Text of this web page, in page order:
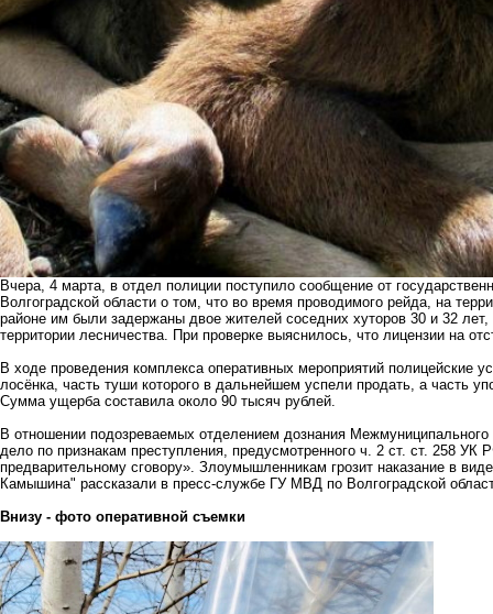
Вчера, 4 марта, в отдел полиции поступило сообщение от
Волгоградской области о том, что во время проводимого рейда, на
районе им были задержаны двое жителей соседних хуторов 30 и 32
территории лесничества. При проверке выяснилось, что лицензии на
В ходе проведения комплекса оперативных мероприятий полицейские
лосёнка, часть туши которого в дальнейшем успели продать, а часть
Сумма ущерба составила около 90 тысяч рублей.
В отношении подозреваемых отделением дознания
дело по признакам преступления, предусмотренного ч. 2 ст. ст. 258 УК
предварительному сговору». Злоумышленникам грозит наказание в
Камышина" рассказали в пресс-службе ГУ МВД по Волгоградской
Внизу - фото оперативной съемки